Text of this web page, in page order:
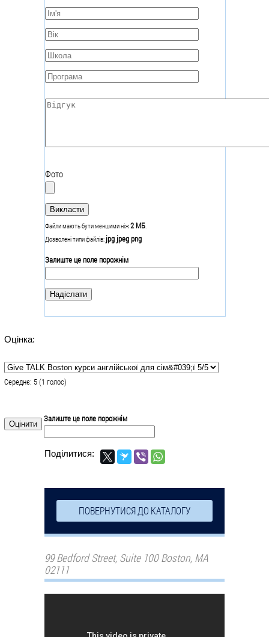
Ім'я*
Вік*
Школа*
Програма*
Відгук*
Фото
Файли мають бути меншими ніж2 МБ
Дозволені типи файлів: jpg jpeg png
Залиште це поле порожнім
Оцінка:
Середнє: 5(1 голос)
Залиште це поле порожнім
Поділитися:
ПОВЕРНУТИСЯ ДО КАТАЛОГУ
99 Bedford Street, Suite 100 Boston, MA
02111